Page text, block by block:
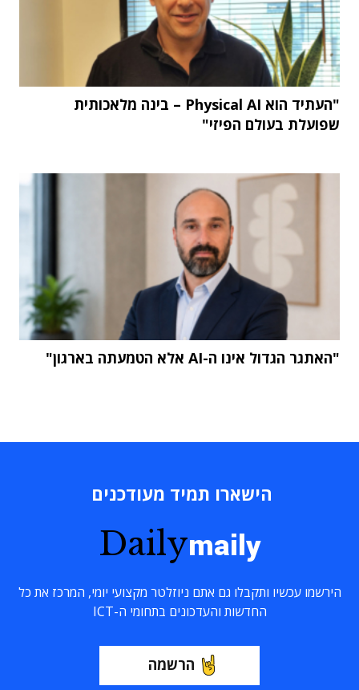
"העתיד הוא Physical AI – בינה מלאכותית
שפועלת בעולם הפיזי"
"האתגר הגדול אינו ה-AI אלא הטמעתה בארגון"
הישארו תמיד מעודכנים
Dailymaily
הירשמו עכשיו ותקבלו גם אתם ניוזלטר מקצועי יומי, המרכז את כל
החדשות והעדכונים בתחומי ה-ICT
הרשמה